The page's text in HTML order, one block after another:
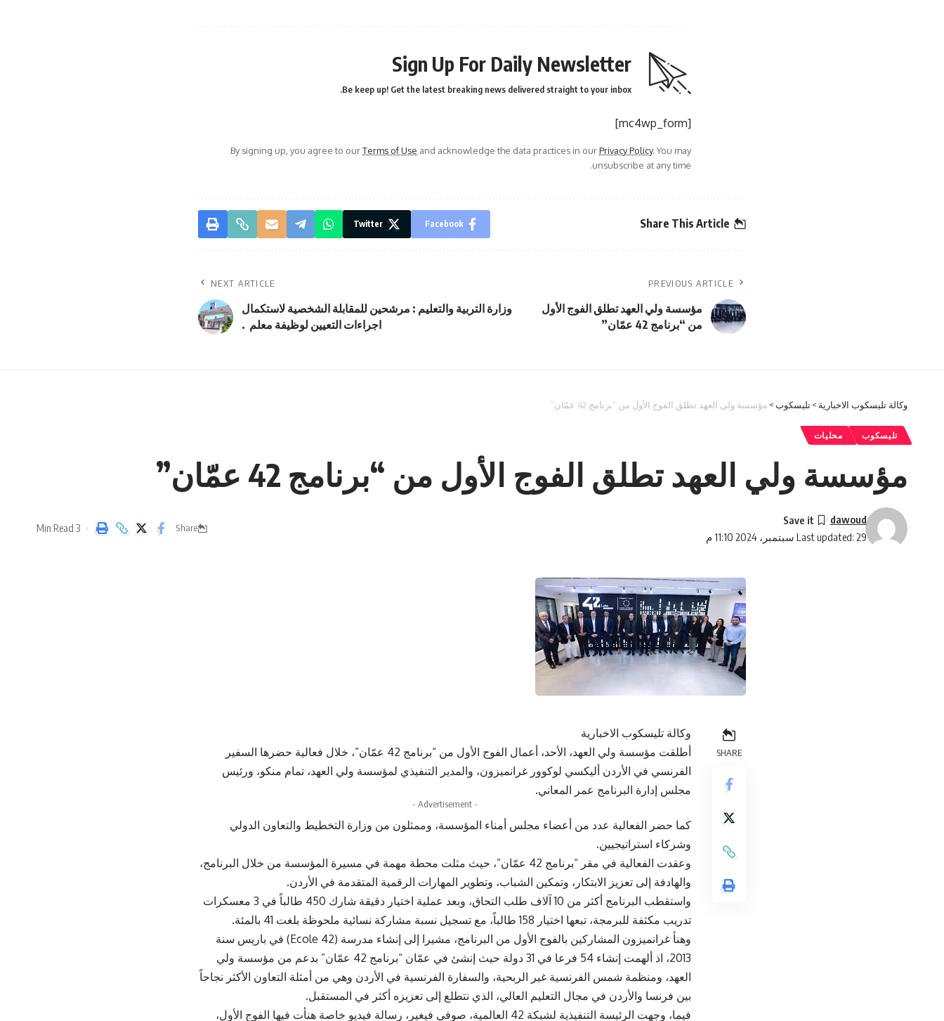
Sign Up For Daily Newsletter
Be keep up! Get the latest breaking news delivered straight to your inbox.
[mc4wp_form]
By signing up, you agree to ourTerms of Use and acknowledge the data practices in ourPrivacy Policy. You may
unsubscribe at any time.
Share This Article
Facebook
Twitter
PREVIOUS ARTICLE
مؤسسة ولي العهد تطلق الفوج الأول
من “برنامج 42 عمّان”
NEXT ARTICLE
وزارة التربية والتعليم : مرشحين للمقابلة الشخصية لاستكمال
اجراءات التعيين لوظيفة معلم .
وكالة تليسكوب الاخبارية >تليسكوب> مؤسسة ولي العهد تطلق الفوج الأول من “برنامج 42 عمّان”
تليسكوب محليات
مؤسسة ولي العهد تطلق الفوج الأول من “برنامج 42 عمّان”
Last updated: 29 سبتمبر، 2024 11:10 م
dawoud
Share
3 Min Read
SHARE
وكالة تليسكوب الاخبارية
أطلقت مؤسسة ولي العهد، الأحد، أعمال الفوج الأول من “برنامج 42 عمّان”، خلال فعالية حضرها السفير
الفرنسي في الأردن أليكسي لوكوور غرانميزون، والمدير التنفيذي لمؤسسة ولي العهد، تمام منكو، ورئيس
مجلس إدارة البرنامج عمر المعاني.
- Advertisement -
كما حضر الفعالية عدد من أعضاء مجلس أمناء المؤسسة، وممثلون من وزارة التخطيط والتعاون الدولي
وشركاء استراتيجيين.
وعقدت الفعالية في مقر “برنامج 42 عمّان”، حيث مثلت محطة مهمة في مسيرة المؤسسة من خلال البرنامج،
والهادفة إلى تعزيز الابتكار، وتمكين الشباب، وتطوير المهارات الرقمية المتقدمة في الأردن.
واستقطب البرنامج أكثر من 10 آلاف طلب التحاق، وبعد عملية اختيار دقيقة شارك 450 طالباً في 3 معسكرات
تدريب مكثفة للبرمجة، تبعها اختيار 158 طالباً، مع تسجيل نسبة مشاركة نسائية ملحوظة بلغت 41 بالمئة.
وهنأ غرانميزون المشاركين بالفوج الأول من البرنامج، مشيرا إلى إنشاء مدرسة (Ecole 42) في باريس سنة
2013، اذ ألهمت إنشاء 54 فرعا في 31 دولة حيث إنشئ في عمّان “برنامج 42 عمّان” بدعم من مؤسسة ولي
العهد، ومنظمة شمس الفرنسية غير الربحية، والسفارة الفرنسية في الأردن وهي من أمثلة التعاون الأكثر نجاحاً
بين فرنسا والأردن في مجال التعليم العالي، الذي نتطلع إلى تعزيزه أكثر في المستقبل.
فيما، وجهت الرئيسة التنفيذية لشبكة 42 العالمية، صوفي فيغير، رسالة فيديو خاصة هنأت فيها الفوج الأول،